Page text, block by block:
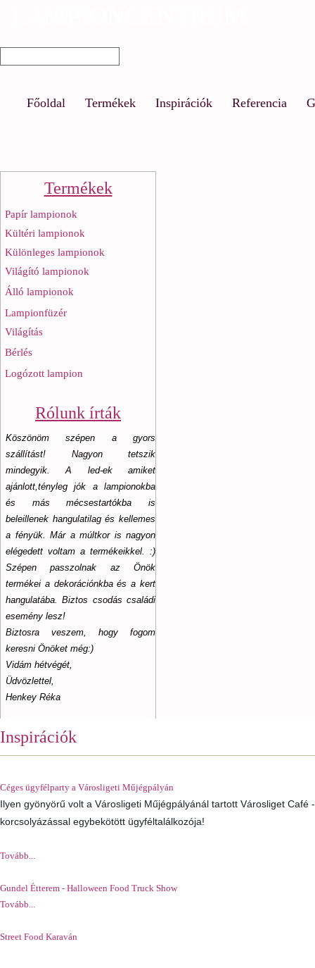
Főoldal Termékek Inspirációk Referencia
Termékek
Papír lampionok
Kültéri lampionok
Különleges lampionok
Világító lampionok
Álló lampionok
Lampionfüzér
Világítás
Bérlés
Logózott lampion
Rólunk írták
Köszönöm szépen a gyors
szállítást! Nagyon tetszik
mindegyik. A led-ek amiket
ajánlott,tényleg jók a lampionokba
és más mécsestartókba is
beleillenek hangulatilag és kellemes
a fényük. Már a múltkor is nagyon
elégedett voltam a termékeikkel. :)
Szépen passzolnak az Önök
termékei a dekorációnkba és a kert
hangulatába. Biztos csodás családi
esemény lesz!
Biztosra veszem, hogy fogom
keresni Önöket még:)
Vidám hétvégét,
Üdvözlettel,
Henkey Réka
Inspirációk
Céges ügyfélparty a Városligeti Műjégpályán
Ilyen gyönyörű volt a Városligeti Műjégpályánál tartott Városliget Café
korcsolyázással egybekötött ügyféltalálkozója!
Tovább...
Gundel Étterem - Halloween Food Truck Show
Tovább...
Street Food Karaván